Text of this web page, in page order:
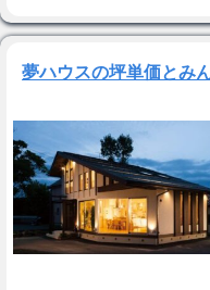
夢ハウスの坪単価とみ